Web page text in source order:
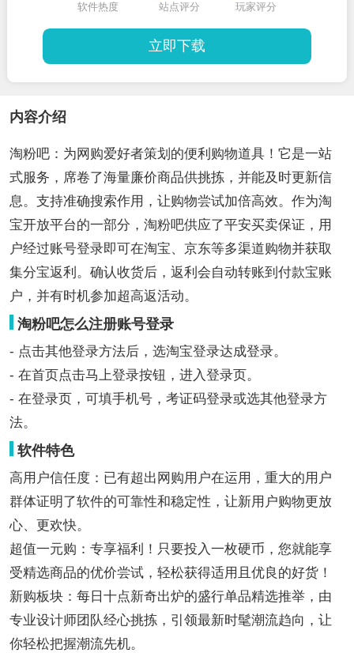
软件热度 站点评分 玩家评分
立即下载
内容介绍
淘粉吧：为网购爱好者策划的便利购物道具！它是一站
式服务，席卷了海量廉价商品供挑拣，并能及时更新信
息。支持准确搜索作用，让购物尝试加倍高效。作为淘
宝开放平台的一部分，淘粉吧供应了平安买卖保证，用
户经过账号登录即可在淘宝、京东等多渠道购物并获取
集分宝返利。确认收货后，返利会自动转账到付款宝账
户，并有时机参加超高返活动。
淘粉吧怎么注册账号登录
- 点击其他登录方法后，选淘宝登录达成登录。
- 在首页点击马上登录按钮，进入登录页。
- 在登录页，可填手机号，考证码登录或选其他登录方
法。
软件特色
高用户信任度：已有超出网购用户在运用，重大的用户
群体证明了软件的可靠性和稳定性，让新用户购物更放
心、更欢快。
超值一元购：专享福利！只要投入一枚硬币，您就能享
受精选商品的优价尝试，轻松获得适用且优良的好货！
新购板块：每日十点新奇出炉的盛行单品精选推举，由
专业设计师团队经心挑拣，引领最新时髦潮流趋向，让
你轻松把握潮流先机。